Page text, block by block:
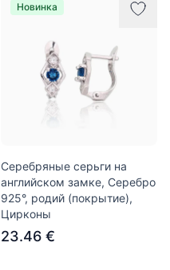
Новинка
Серебряные серьги на
английском замке, Серебро
925°, родий (покрытие),
Цирконы
23.46 €